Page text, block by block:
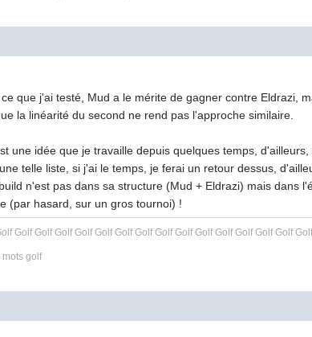
que j'ai testé, Mud a le mérite de gagner contre Eldrazi,
la linéarité du second ne rend pas l'approche similaire.
une idée que je travaille depuis quelques temps,
telle liste, si j'ai le temps, je ferai un retour dessus,
n'est pas dans sa structure (Mud + Eldrazi) mais dans
(par hasard, sur un gros tournoi) !
Golf Golf Golf Golf Golf Golf Golf Golf Golf Golf Golf Golf Golf Golf
mots golf